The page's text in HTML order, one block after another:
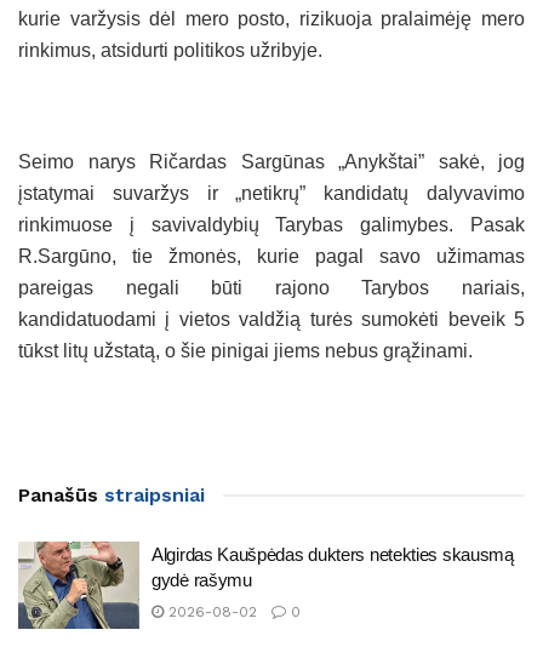
kurie varžysis dėl mero posto, rizikuoja pralaimėję mero
rinkimus, atsidurti politikos užribyje.
Seimo narys Ričardas Sargūnas „Anykštai” sakė, jog
įstatymai suvaržys ir „netikrų” kandidatų dalyvavimo
rinkimuose į savivaldybių Tarybas galimybes. Pasak
R.Sargūno, tie žmonės, kurie pagal savo užimamas
pareigas negali būti rajono Tarybos nariais,
kandidatuodami į vietos valdžią turės sumokėti beveik 5
tūkst litų užstatą, o šie pinigai jiems nebus grąžinami.
Panašūs straipsniai
Algirdas Kaušpėdas dukters netekties skausmą
gydė rašymu
2026-08-02 0